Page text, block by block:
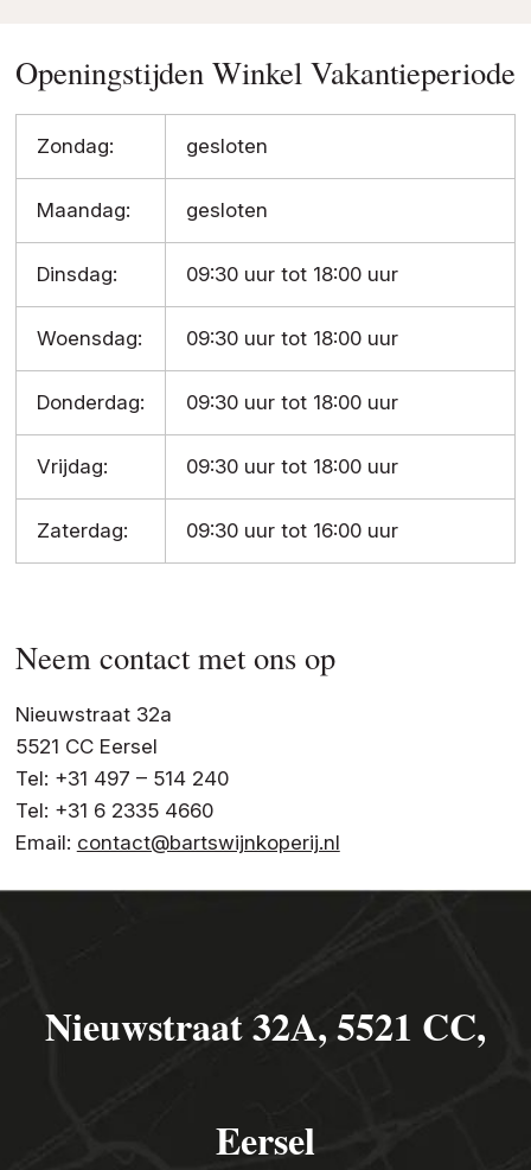
Openingstijden Winkel Vakantieperiode
Zondag: gesloten
Maandag: gesloten
Dinsdag: 09:30 uur tot 18:00 uur
Woensdag: 09:30 uur tot 18:00 uur
Donderdag: 09:30 uur tot 18:00 uur
Vrijdag: 09:30 uur tot 18:00 uur
Zaterdag: 09:30 uur tot 16:00 uur
Neem contact met ons op
Nieuwstraat 32a
5521 CC Eersel
Tel: +31 497 – 514 240
Tel: +31 6 2335 4660
Email: contact@bartswijnkoperij.nl
Nieuwstraat 32A, 5521 CC,
Eersel